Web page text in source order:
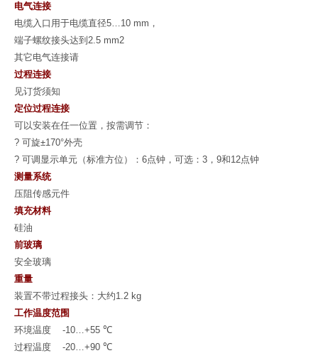
电气连接
电缆入口用于电缆直径5…10 mm ，
端子螺纹接头达到 2.5 mm2
其它电气连接请
过程连接
见订货须知
定位过程连接
可以安装在任一位置，按需调节：
? 可旋±170°外壳
? 可调显示单元（标准方位）： 6点钟，可选： 3 ， 9和12点钟
测量系统
压阻传感元件
填充材料
硅油
前玻璃
安全玻璃
重量
装置不带过程接头：大约1.2 kg
工作温度范围
环境温度 -10…+55 ℃
过程温度 -20…+90 ℃